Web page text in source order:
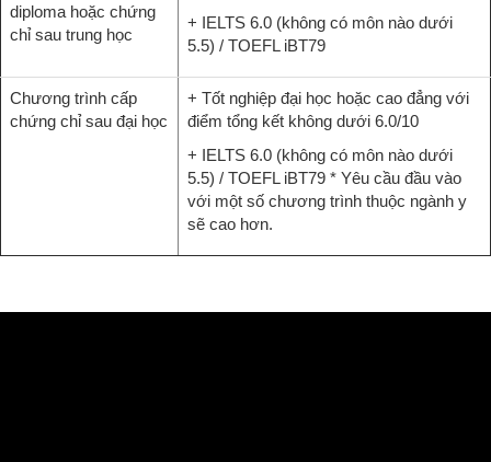
diploma hoặc chứng
chỉ sau trung học
+ IELTS 6.0 (không có môn nào dưới
5.5) / TOEFL iBT79
Chương trình cấp
chứng chỉ sau đại học
+ Tốt nghiệp đại học hoặc cao đẳng với
điểm tổng kết không dưới 6.0/10
+ IELTS 6.0 (không có môn nào dưới
5.5) / TOEFL iBT79 * Yêu cầu đầu vào
với một số chương trình thuộc ngành y
sẽ cao hơn.